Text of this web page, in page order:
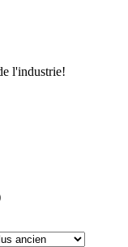
l'industrie!